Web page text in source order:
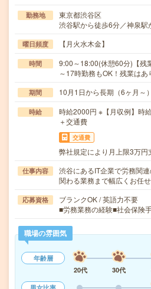
勤務地
東京都渋谷区
渋谷駅から徒歩6分／神泉駅
曜日頻度 【月火水木金】
時間
9:00～18:00(休憩60分)【残
～17時勤務もOK！残業は
期間 10月1日から長期（6ヶ月～
時給
時給2000円 ※【月収例】時
＋交通費
交通費
弊社規定により月上限3万円
仕事内容
渋谷にあるIT企業で労務関
関わる業務まで幅広くお任
応募資格
ブランクOK / 英語力不要
■労務業務の経験■社会保険
職場の雰囲気
年齢層
20代
30代